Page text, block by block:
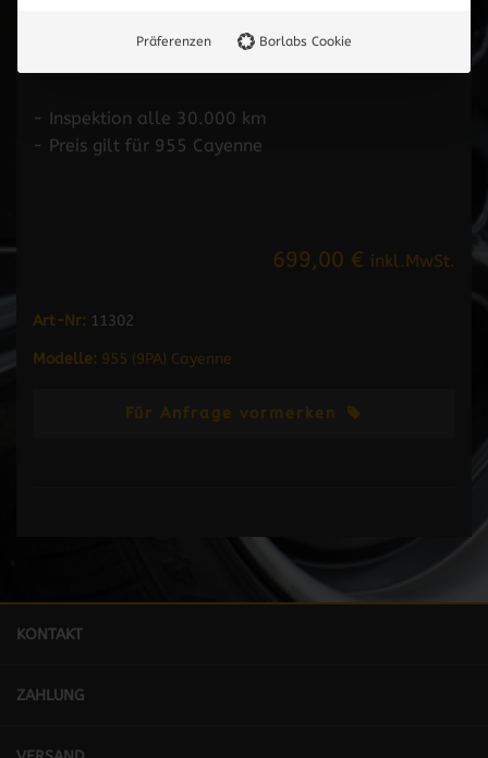
- Inspektion alle 30.000 km
- Preis gilt für 955 Cayenne
699,00 € inkl.MwSt.
Art-Nr: 11302
Modelle: 955 (9PA) Cayenne
Für Anfrage vormerken
KONTAKT
ZAHLUNG
Präferenzen Borlabs Cookie